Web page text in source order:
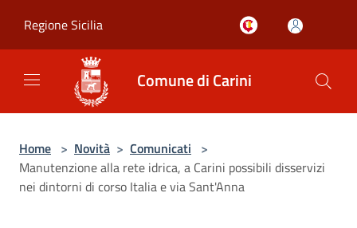
Regione Sicilia
Comune di Carini
Home > Novità > Comunicati >
Manutenzione alla rete idrica, a Carini possibili disservizi
nei dintorni di corso Italia e via Sant'Anna